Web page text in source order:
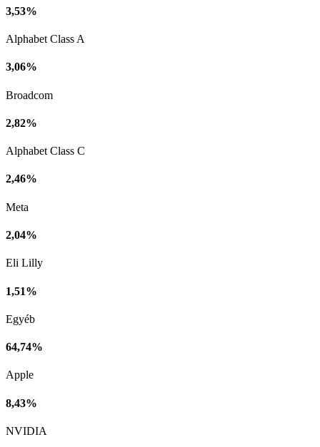
3,53%
Alphabet Class A
3,06%
Broadcom
2,82%
Alphabet Class C
2,46%
Meta
2,04%
Eli Lilly
1,51%
Egyéb
64,74%
Apple
8,43%
NVIDIA